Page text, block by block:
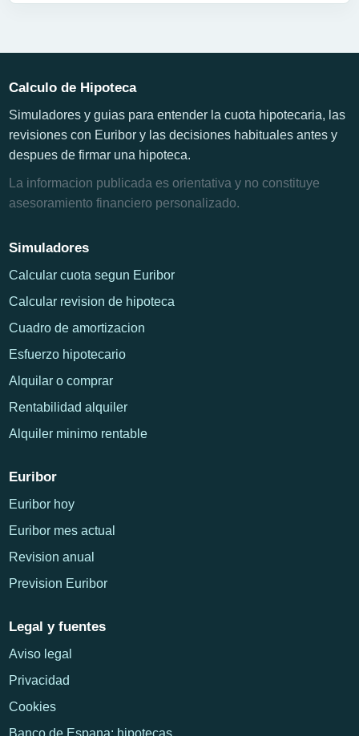
Calculo de Hipoteca
Simuladores y guias para entender la cuota hipotecaria, las
revisiones con Euribor y las decisiones habituales antes y
despues de firmar una hipoteca.
La informacion publicada es orientativa y no constituye
asesoramiento financiero personalizado.
Simuladores
Calcular cuota segun Euribor
Calcular revision de hipoteca
Cuadro de amortizacion
Esfuerzo hipotecario
Alquilar o comprar
Rentabilidad alquiler
Alquiler minimo rentable
Euribor
Euribor hoy
Euribor mes actual
Revision anual
Prevision Euribor
Legal y fuentes
Aviso legal
Privacidad
Cookies
Banco de Espana: hipotecas